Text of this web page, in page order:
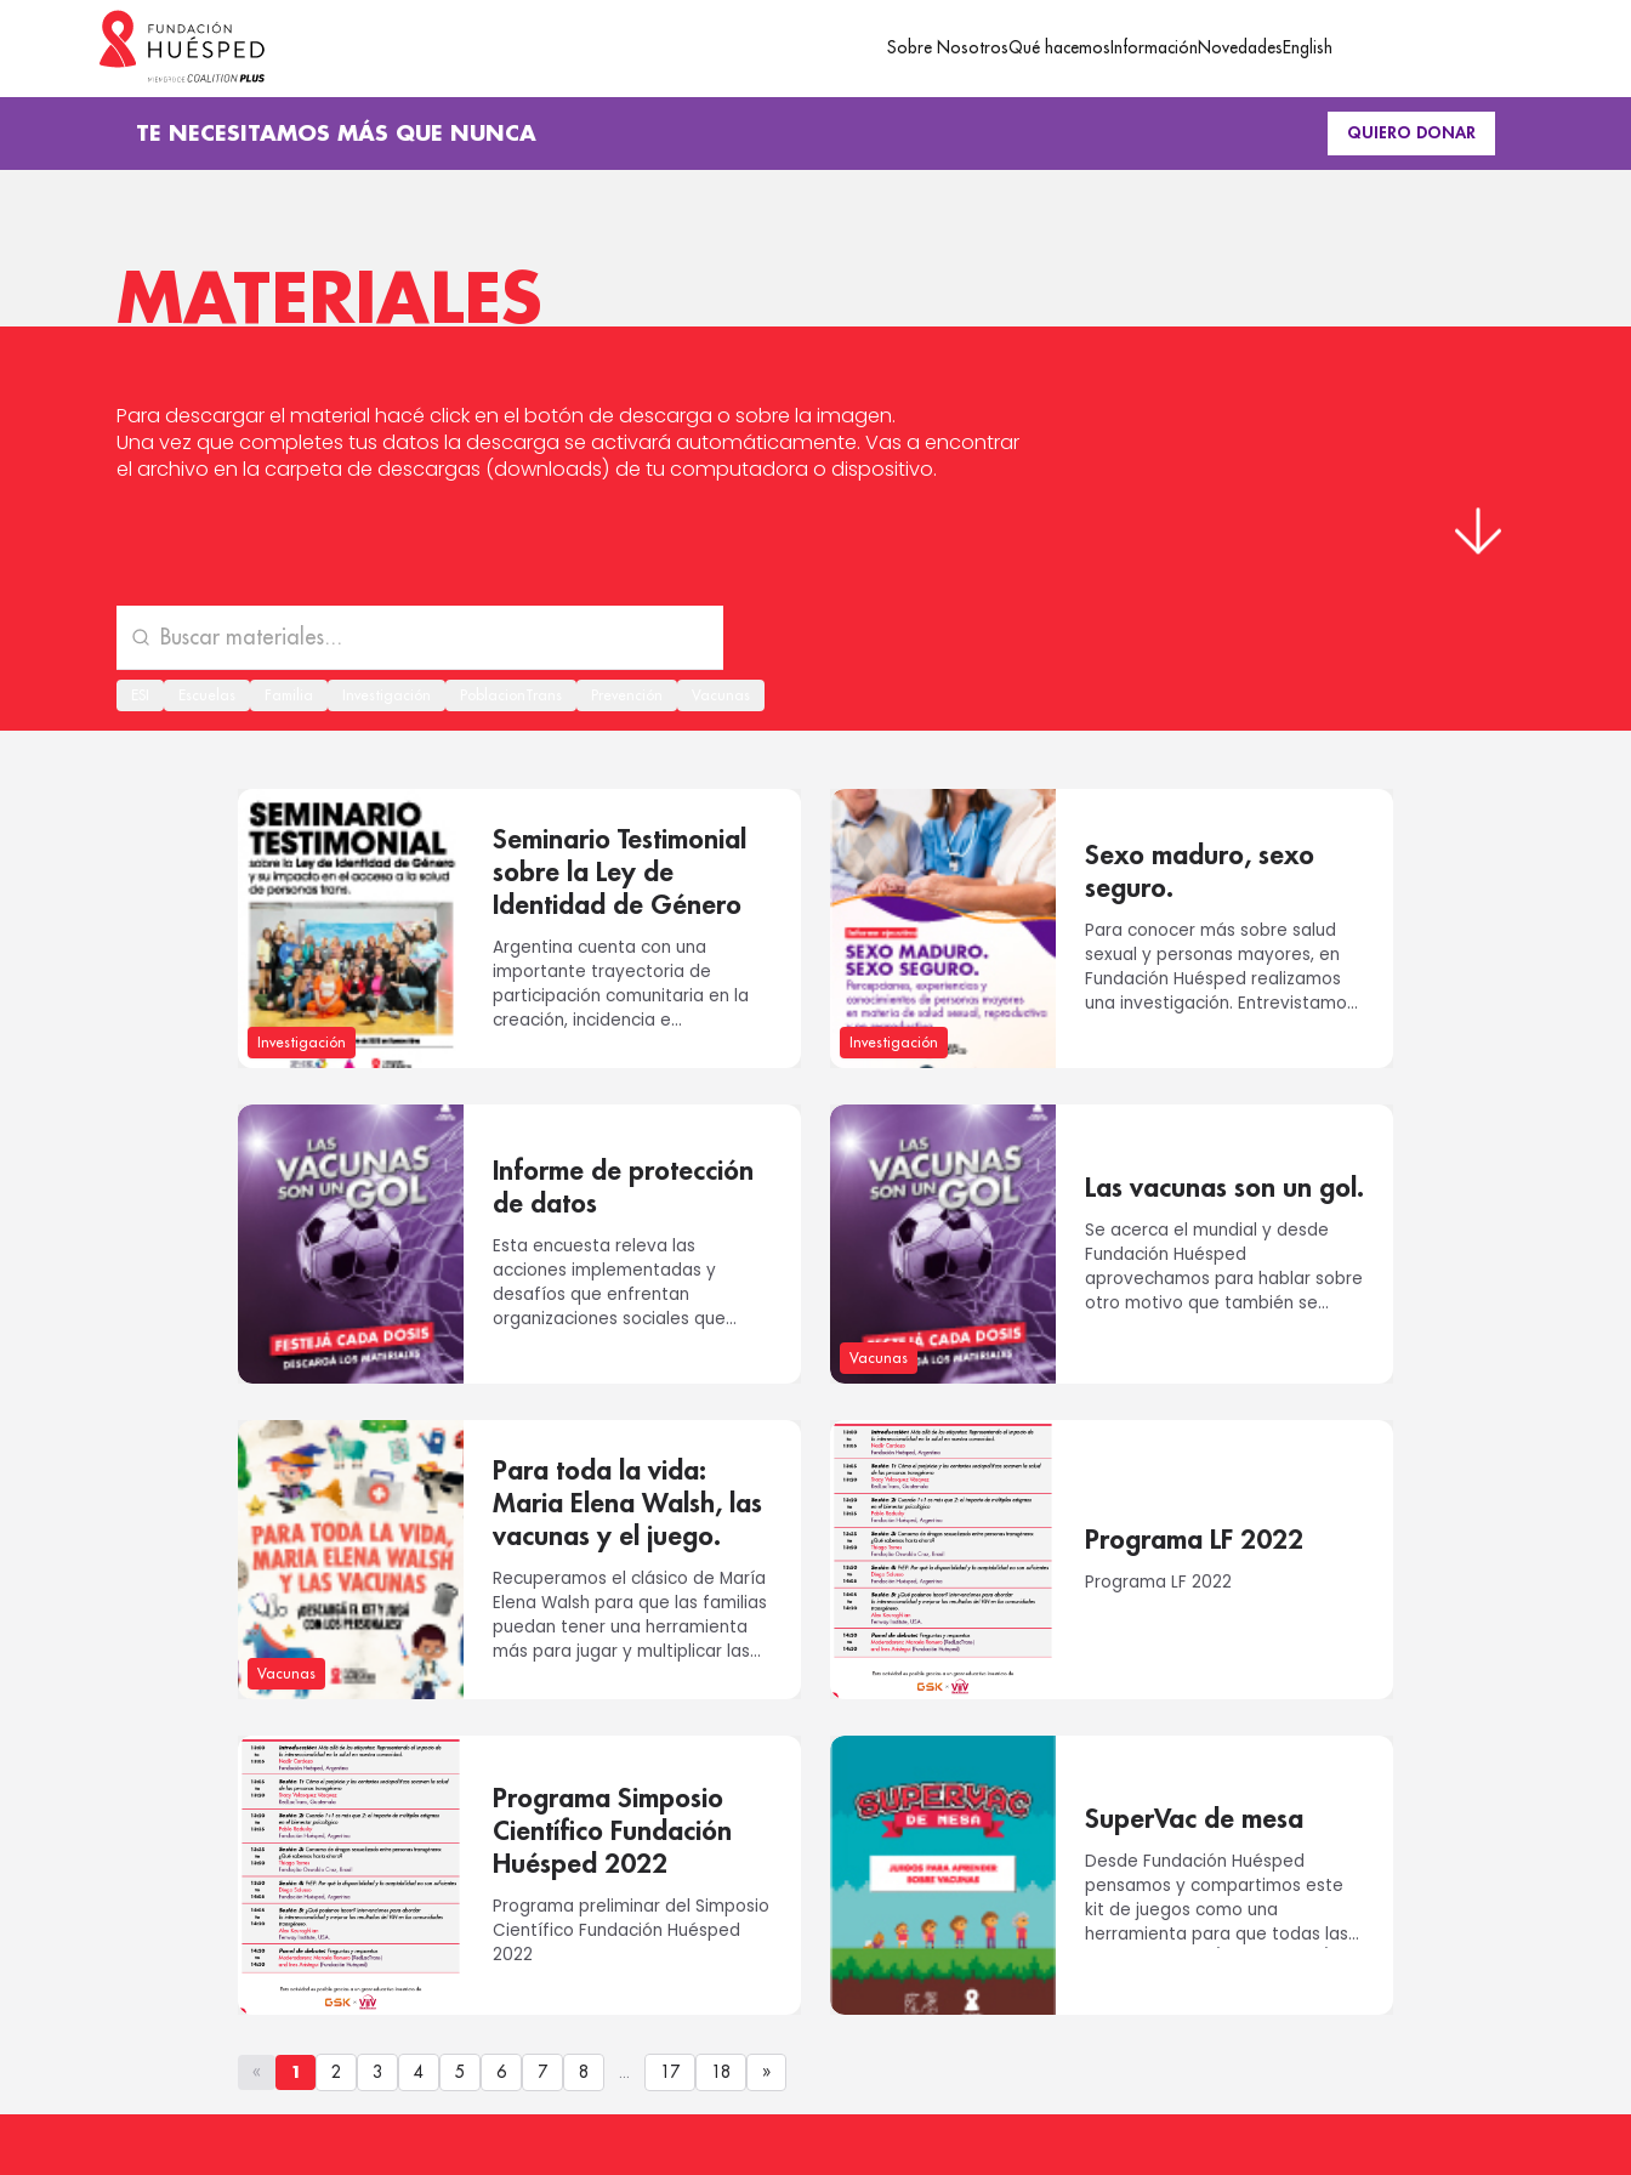
Sobre NosotrosQué hacemos Información Novedades English
TE NECESITAMOS MÁS QUE NUNCA QUIERO DONAR
MATERIALES
Para descargar el material hacé click en el botón de descarga o sobre la imagen.
Una vez que completes tus datos la descarga se activará automáticamente. Vas a encontrar
el archivo en la carpeta de descargas (downloads) de tu computadora o dispositivo.
Investigación
Seminario Testimonial
sobre la Ley de
Identidad de Género
Argentina cuenta con una
importante trayectoria de
participación comunitaria en la
creación, incidencia e
Investigación
Sexo maduro, sexo
seguro.
Para conocer más sobre salud
sexual y personas mayores, en
Fundación Huésped realizamos
una investigación. Entrevistamos
Informe de protección
de datos
Esta encuesta releva las
acciones implementadas y
desafíos que enfrentan
organizaciones sociales que
Vacunas
Las vacunas son un gol.
Se acerca el mundial y desde
Fundación Huésped
aprovechamos para hablar sobre
otro motivo que también se
Vacunas
Para toda la vida:
Maria Elena Walsh, las
vacunas y el juego.
Recuperamos el clásico de María
Elena Walsh para que las familias
puedan tener una herramienta
más para jugar y multiplicar las
Programa LF 2022
Programa LF 2022
Programa Simposio
Científico Fundación
Huésped 2022
Programa preliminar del Simposio
Científico Fundación Huésped
2022
SuperVac de mesa
Desde Fundación Huésped
pensamos y compartimos este
kit de juegos como una
herramienta para que todas las
« 1 2 3 4 5 6 7 8 17 18 »